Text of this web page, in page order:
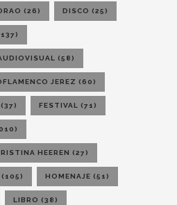
(26) DISCO (25)
(58)
JEREZ (60)
(37) FESTIVAL (71)
HEEREN (27)
(105) HOMENAJE (51)
LIBRO (38)